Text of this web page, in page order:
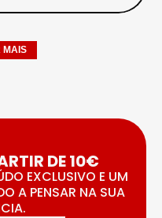
MAIS
DE 10€
EXCLUSIVO E UM
A PENSAR NA SUA